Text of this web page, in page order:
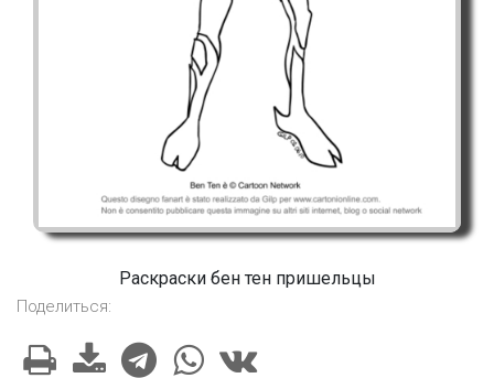
Раскраски бен тен пришельцы
Поделиться: